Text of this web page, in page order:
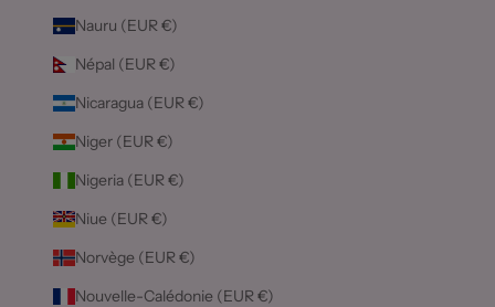
Nauru (EUR €)
Népal (EUR €)
Nicaragua (EUR €)
Niger (EUR €)
Nigeria (EUR €)
Niue (EUR €)
Norvège (EUR €)
Nouvelle-Calédonie (EUR €)